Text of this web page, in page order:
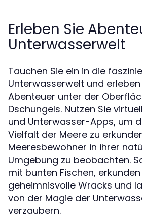
Erleben Sie
Unterwasserwelt
Tauchen Sie ein in die
Unterwasserwelt und
Abenteuer unter der
Dschungels. Nutzen Sie
und Unterwasser-Apps, um
Vielfalt der Meere zu
Meeresbewohner in ihrer
Umgebung zu beobachten.
mit bunten Fischen, erkunden
geheimnisvolle Wracks und
von der Magie der
verzaubern.